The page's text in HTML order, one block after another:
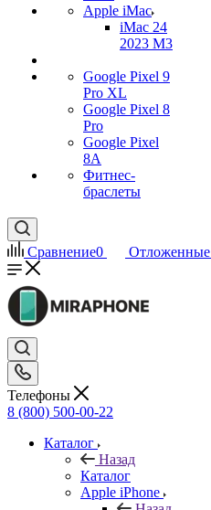
Apple iMac
iMac 24
2023 M3
Google Pixel 9
Pro XL
Google Pixel 8
Pro
Google Pixel
8A
Фитнес-
браслеты
Сравнение0 Отложенные
Телефоны
8 (800) 500-00-22
Каталог
Назад
Каталог
Apple iPhone